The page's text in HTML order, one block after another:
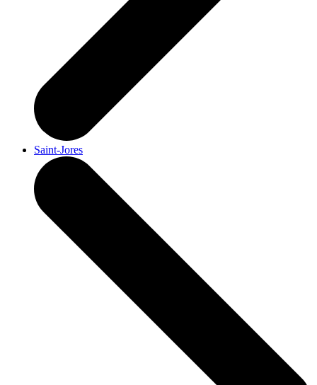
Saint-Jores